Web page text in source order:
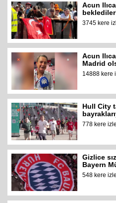
Acun
3745 kere
Acun
Madrid
14888 kere
Hull City
778 kere
Gizlice
Bayern
548 kere